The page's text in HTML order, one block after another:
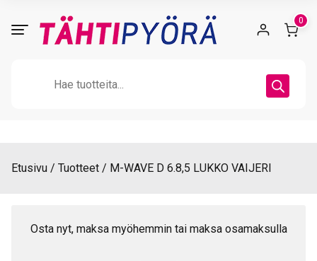
0
Etusivu Tuotteet M-WAVE D 6.8,5 LUKKO VAIJERI
Osta nyt, maksa myöhemmin tai maksa osamaksulla